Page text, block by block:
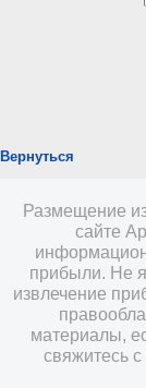
Вернуться
Размещение
сайте
прибыли. Не
извлечение
материалы,
свяжитесь